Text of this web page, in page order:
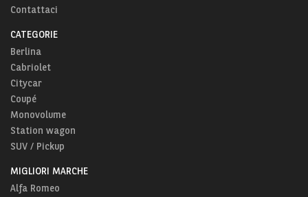
Contattaci
CATEGORIE
Berlina
Cabriolet
Citycar
Coupé
Monovolume
Station wagon
SUV / Pickup
MIGLIORI MARCHE
Alfa Romeo